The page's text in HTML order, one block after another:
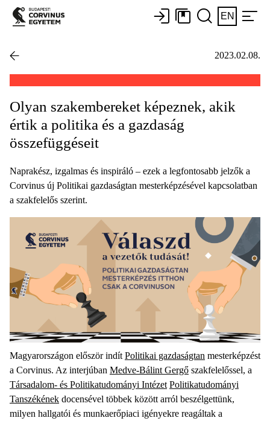
EN
2023.02.08.
Olyan szakembereket képeznek, akik
értik a politika és a gazdaság
összefüggéseit
Naprakész, izgalmas és inspiráló – ezek a legfontosabb jelzők a
Corvinus új Politikai gazdaságtan mesterképzésével kapcsolatban
a szakfelelős szerint.
Magyarországon először indít Politikai gazdaságtan mesterképzést
a Corvinus. Az interjúban Medve-Bálint Gergő szakfelelőssel, a
Társadalom- és Politikatudományi Intézet Politikatudományi
Tanszékének docensével többek között arról beszélgettünk,
milyen hallgatói és munkaerőpiaci igényekre reagáltak a